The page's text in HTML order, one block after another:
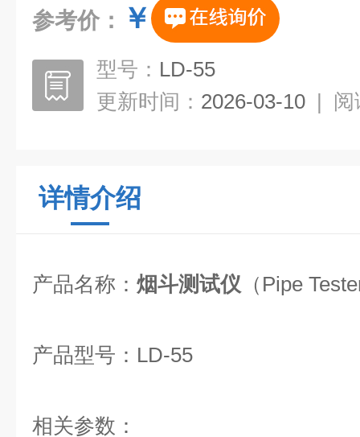
参考价： ￥
型号： LD-55
更新时间： 2026-03-10 | 阅
详情介绍
产品名称： 烟斗测试仪 （Pipe
产品型号：LD-55
相关参数：